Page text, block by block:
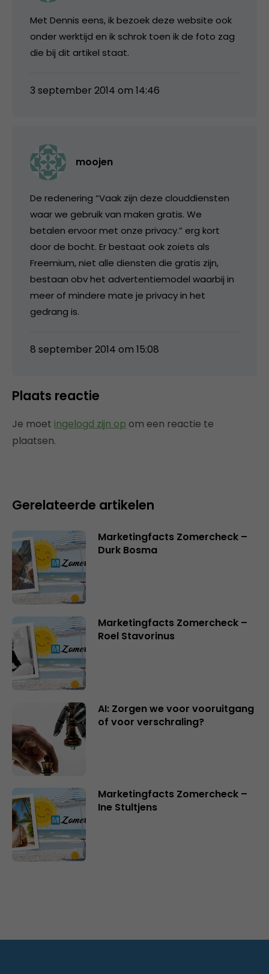
Met Dennis eens, ik bezoek deze website ook
onder werktijd en ik schrok toen ik de foto zag
die bij dit artikel staat.
3 september 2014 om 14:46
moojen
De redenering “Vaak zijn deze clouddiensten
waar we gebruik van maken gratis. We
betalen ervoor met onze privacy.” erg kort
door de bocht. Er bestaat ook zoiets als
Freemium, niet alle diensten die gratis zijn,
bestaan obv het advertentiemodel waarbij in
meer of mindere mate je privacy in het
gedrang is.
8 september 2014 om 15:08
Plaats reactie
Je moet ingelogd zijn op om een reactie te
plaatsen.
Gerelateerde artikelen
Marketingfacts Zomercheck –
Durk Bosma
Marketingfacts Zomercheck –
Roel Stavorinus
AI: Zorgen we voor vooruitgang
of voor verschraling?
Marketingfacts Zomercheck –
Ine Stultjens